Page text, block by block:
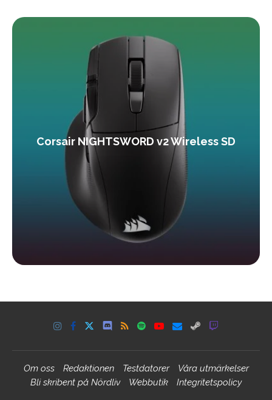
Corsair NIGHTSWORD v2 Wireless SD
Om oss Redaktionen Testdatorer
Våra utmärkelser
Bli skribent på Nördliv
Webbutik Integritetspolicy